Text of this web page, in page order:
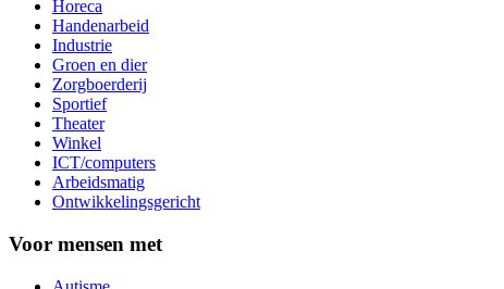
Horeca
Handenarbeid
Industrie
Groen en dier
Zorgboerderij
Sportief
Theater
Winkel
ICT/computers
Arbeidsmatig
Ontwikkelingsgericht
Voor mensen met